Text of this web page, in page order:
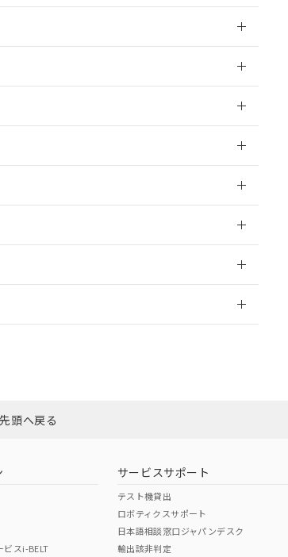
（アメリカ
頭へ戻る
ビスi-BELT
サービスサポート
テスト機貸出
ロボティクスサポート
日本語相談窓口ジャパンデスク
輸出該非判定